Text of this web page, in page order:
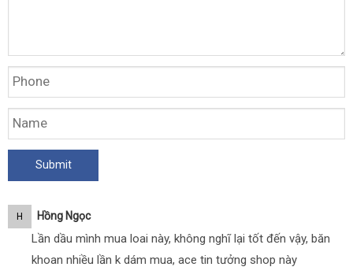
H Hồng Ngọc
Lần dầu mình mua loai này, không nghĩ lại tốt đến vậy, băn
khoan nhiều lần k dám mua, ace tin tưởng shop này